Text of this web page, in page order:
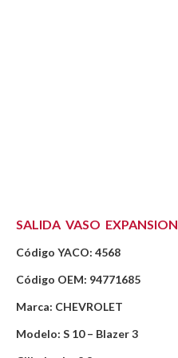
SALIDA VASO EXPANSION
Código YACO: 4568
Código OEM: 94771685
Marca: CHEVROLET
Modelo: S 10 – Blazer 3